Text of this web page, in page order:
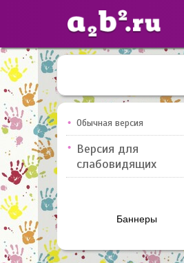
Добавлено — 10947
Обычная версия
Версия для
слабовидящих
Баннеры